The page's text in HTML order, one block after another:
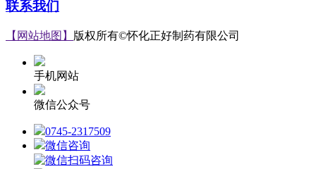
联系我们
【网站地图】 版权所有©怀化正好制药有限公司
手机网站
微信公众号
0745-2317509
微信咨询